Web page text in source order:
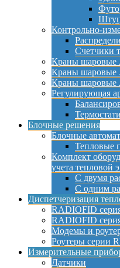
Контрольно-
Счетчики
Краны шаровые
Краны шаровые
Краны шаровые
Регулирующая
Блочные решения
Блочные
Тепловые
Комплект
учета тепловой
С двумя
С одним
Диспетчеризация
RADIOFID
RADIOFID
Модемы и
Роутеры серии
Измерительные
Датчики